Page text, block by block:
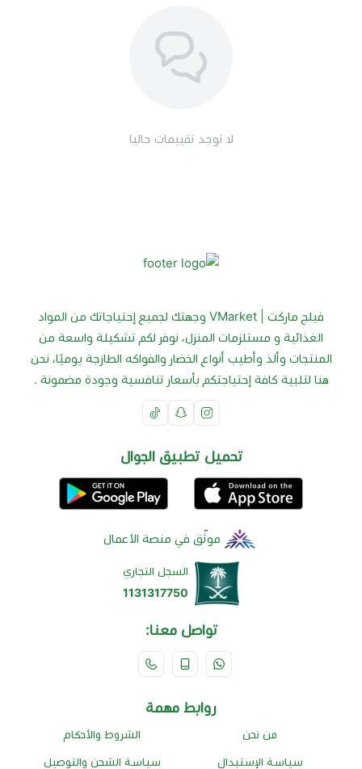
لا توجد تقييمات حاليا
فيلج ماركت | VMarket وجهتك لجميع إحتياجاتك من المواد
الغذائية و مستلزمات المنزل، نوفر لكم تشكيلة واسعة من
المنتجات وألذ وأطيب أنواع الخضار والفواكه الطازجة يوميًا، نحن
هنا لتلبية كافة إحتياجتكم بأسعار تنافسية وجودة مضمونة .
تحميل تطبيق الجوال
موثّق في منصة الأعمال
السجل التجاري
1131317750
تواصل معنا:
روابط مهمة
من نحن الشروط والأحكام
سياسة الإستبدال
سياسة الشحن والتوصيل